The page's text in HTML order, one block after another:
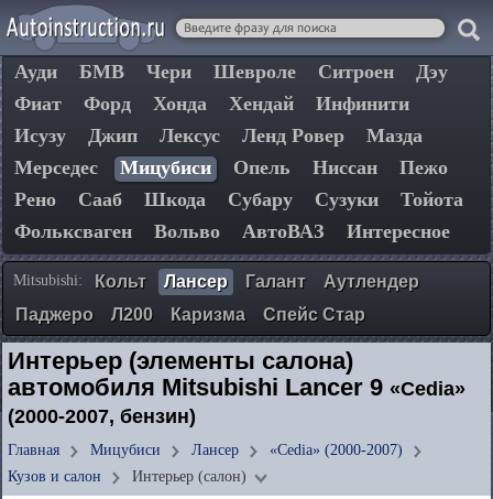
Ауди БМВ Чери Шевроле Ситроен
Дэу
Фиат
Форд Хонда Хендай
Инфинити
Исузу
Джип Лексус Ленд Ровер
Мазда
Мерседес
Мицубиси Опель Ниссан
Пежо
Рено
Сааб Шкода Субару Сузуки
Тойота
Фольксваген
Вольво АвтоВАЗ Интересное
Mitsubishi: Кольт Лансер Галант
Аутлендер
Паджеро
Л200 Каризма Спейс Стар
Интерьер (элементы салона)
автомобиля Mitsubishi Lancer 9 «Cedia»
(2000-2007, бензин)
Главная Мицубиси Лансер
«Cedia» (2000-2007)
Кузов и салон
Интерьер (салон)